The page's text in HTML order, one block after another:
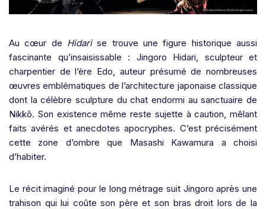
Au cœur de Hidarise trouve une figure historique aussi
fascinante qu’insaisissable : Jingoro Hidari, sculpteur et
charpentier de l’ère Edo, auteur présumé de nombreuses
œuvres emblématiques de l’architecture japonaise classique
dont la célèbre sculpture du chat endormi au sanctuaire de
Nikkō. Son existence même reste sujette à caution, mêlant
faits avérés et anecdotes apocryphes. C’est précisément
cette zone d’ombre que Masashi Kawamura a choisi
d’habiter.
Le récit imaginé pour le long métrage suit Jingoro après une
trahison qui lui coûte son père et son bras droit lors de la